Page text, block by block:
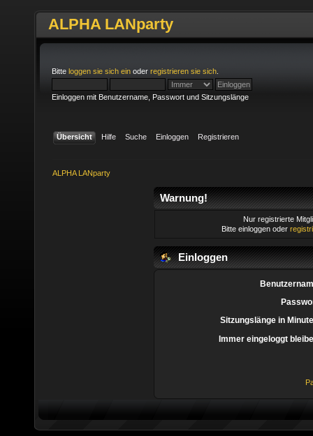
ALPHA LANparty
Bitte loggen sie sich ein oder registrieren sie sich
Einloggen mit Benutzername, Passwort und Sitzungslänge
Übersicht Hilfe Suche Einloggen Registrieren
ALPHA LANparty
Warnung!
Nur registrierte
Bitte einloggen oder
Einloggen
Sitzungslänge in
Immer eingeloggt